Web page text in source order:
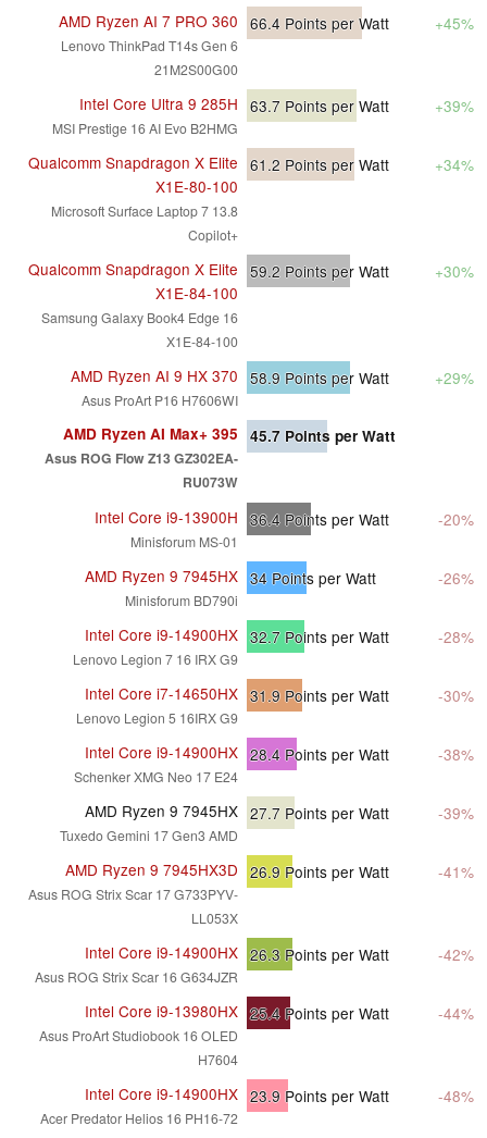
AMD Ryzen AI 7 PRO 360
Lenovo ThinkPad T14s Gen 6
21M2S00G00
66.4 Points per Watt +45%
Intel Core Ultra 9 285H
MSI Prestige 16 AI Evo B2HMG
63.7 Points per Watt +39%
Qualcomm Snapdragon X Elite
X1E-80-100
Microsoft Surface Laptop 7 13.8
Copilot+
61.2 Points per Watt +34%
Qualcomm Snapdragon X Elite
X1E-84-100
Samsung Galaxy Book4 Edge 16
X1E-84-100
59.2 Points per Watt +30%
AMD Ryzen AI 9 HX 370
Asus ProArt P16 H7606WI
58.9 Points per Watt +29%
AMD Ryzen AI Max+ 395
Asus ROG Flow Z13 GZ302EA-
RU073W
45.7 Points per Watt
Intel Core i9-13900H
Minisforum MS-01
36.4 Points per Watt -20%
AMD Ryzen 9 7945HX
Minisforum BD790i
34 Points per Watt -26%
Intel Core i9-14900HX
Lenovo Legion 7 16 IRX G9
32.7 Points per Watt -28%
Intel Core i7-14650HX
Lenovo Legion 5 16IRX G9
31.9 Points per Watt -30%
Intel Core i9-14900HX
Schenker XMG Neo 17 E24
28.4 Points per Watt -38%
AMD Ryzen 9 7945HX
Tuxedo Gemini 17 Gen3 AMD
27.7 Points per Watt -39%
AMD Ryzen 9 7945HX3D
Asus ROG Strix Scar 17 G733PYV-
LL053X
26.9 Points per Watt -41%
Intel Core i9-14900HX
Asus ROG Strix Scar 16 G634JZR
26.3 Points per Watt -42%
Intel Core i9-13980HX
Asus ProArt Studiobook 16 OLED
H7604
25.4 Points per Watt -44%
Intel Core i9-14900HX
Acer Predator Helios 16 PH16-72
23.9 Points per Watt -48%